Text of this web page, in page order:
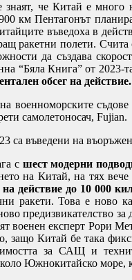
че Китай е много
км Пентагонът
въведоха в
ракетни полети. Счита
да създава
“Бяла Книга” от 2023-
обсег на действие.
военноморските
самолетоносач, Fujian.
са въведени на
с шест модерни
на Китай, на тях
на действие до 10 000
ракети. Това е ново
предизвикателство
военен експерт Рори
защо Китай бе така
за САЩ и
Южнокитайско море,